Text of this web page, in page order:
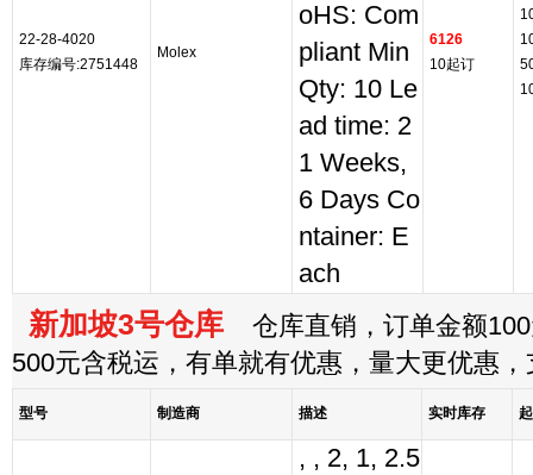
22-28-4020
库存编号:2751448
Molex
oHS: Com
pliant Min
Qty: 10 Le
ad time: 2
1 Weeks,
6 Days Co
ntainer: E
ach
6126
10起订
新加坡3号仓库 仓库直销，订单金额
500元含税运，有单就有优惠，量大更优惠
型号 制造商 描述 实时库存
, , 2, 1, 2.5